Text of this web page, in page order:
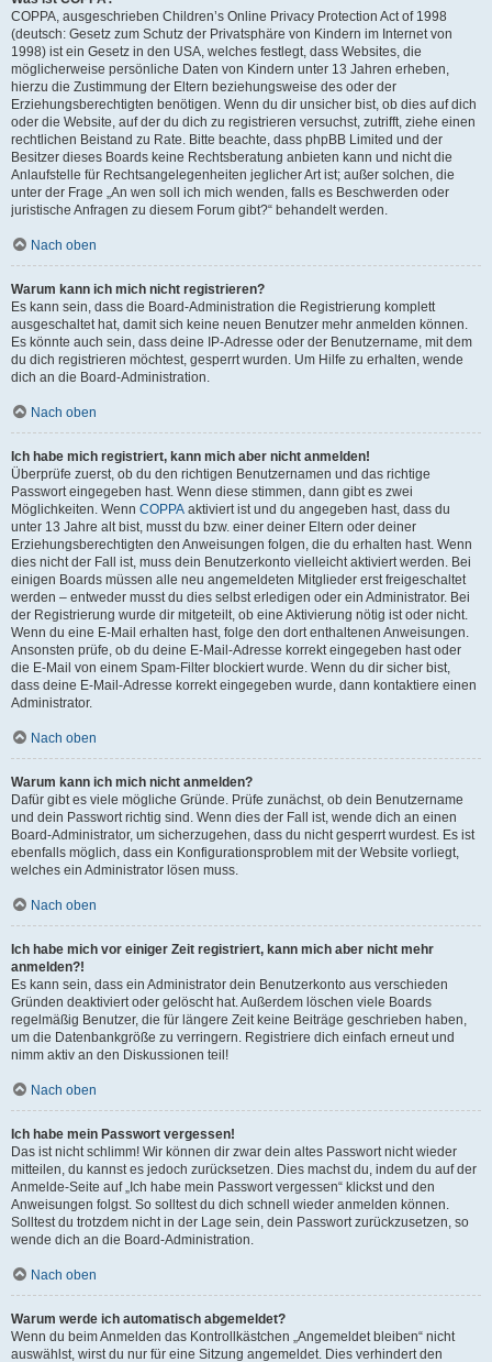
COPPA, ausgeschrieben Children’s Online Privacy Protection Act of 1998
(deutsch: Gesetz zum Schutz der Privatsphäre von Kindern im Internet von
1998) ist ein Gesetz in den USA, welches festlegt, dass Websites, die
möglicherweise persönliche Daten von Kindern unter 13 Jahren erheben,
hierzu die Zustimmung der Eltern beziehungsweise des oder der
Erziehungsberechtigten benötigen. Wenn du dir unsicher bist, ob dies auf dich
oder die Website, auf der du dich zu registrieren versuchst, zutrifft, ziehe einen
rechtlichen Beistand zu Rate. Bitte beachte, dass phpBB Limited und der
Besitzer dieses Boards keine Rechtsberatung anbieten kann und nicht die
Anlaufstelle für Rechtsangelegenheiten jeglicher Art ist; außer solchen, die
unter der Frage „An wen soll ich mich wenden, falls es Beschwerden oder
juristische Anfragen zu diesem Forum gibt?“ behandelt werden.
Nach oben
Warum kann ich mich nicht registrieren?
Es kann sein, dass die Board-Administration die Registrierung komplett
ausgeschaltet hat, damit sich keine neuen Benutzer mehr anmelden können.
Es könnte auch sein, dass deine IP-Adresse oder der Benutzername, mit dem
du dich registrieren möchtest, gesperrt wurden. Um Hilfe zu erhalten, wende
dich an die Board-Administration.
Nach oben
Ich habe mich registriert, kann mich aber nicht anmelden!
Überprüfe zuerst, ob du den richtigen Benutzernamen und das richtige
Passwort eingegeben hast. Wenn diese stimmen, dann gibt es zwei
Möglichkeiten. Wenn COPPA aktiviert ist und du angegeben hast, dass du
unter 13 Jahre alt bist, musst du bzw. einer deiner Eltern oder deiner
Erziehungsberechtigten den Anweisungen folgen, die du erhalten hast. Wenn
dies nicht der Fall ist, muss dein Benutzerkonto vielleicht aktiviert werden. Bei
einigen Boards müssen alle neu angemeldeten Mitglieder erst freigeschaltet
werden – entweder musst du dies selbst erledigen oder ein Administrator. Bei
der Registrierung wurde dir mitgeteilt, ob eine Aktivierung nötig ist oder nicht.
Wenn du eine E-Mail erhalten hast, folge den dort enthaltenen Anweisungen.
Ansonsten prüfe, ob du deine E-Mail-Adresse korrekt eingegeben hast oder
die E-Mail von einem Spam-Filter blockiert wurde. Wenn du dir sicher bist,
dass deine E-Mail-Adresse korrekt eingegeben wurde, dann kontaktiere einen
Administrator.
Nach oben
Warum kann ich mich nicht anmelden?
Dafür gibt es viele mögliche Gründe. Prüfe zunächst, ob dein Benutzername
und dein Passwort richtig sind. Wenn dies der Fall ist, wende dich an einen
Board-Administrator, um sicherzugehen, dass du nicht gesperrt wurdest. Es ist
ebenfalls möglich, dass ein Konfigurationsproblem mit der Website vorliegt,
welches ein Administrator lösen muss.
Nach oben
Ich habe mich vor einiger Zeit registriert, kann mich aber nicht mehr
anmelden?!
Es kann sein, dass ein Administrator dein Benutzerkonto aus verschieden
Gründen deaktiviert oder gelöscht hat. Außerdem löschen viele Boards
regelmäßig Benutzer, die für längere Zeit keine Beiträge geschrieben haben,
um die Datenbankgröße zu verringern. Registriere dich einfach erneut und
nimm aktiv an den Diskussionen teil!
Nach oben
Ich habe mein Passwort vergessen!
Das ist nicht schlimm! Wir können dir zwar dein altes Passwort nicht wieder
mitteilen, du kannst es jedoch zurücksetzen. Dies machst du, indem du auf der
Anmelde-Seite auf „Ich habe mein Passwort vergessen“ klickst und den
Anweisungen folgst. So solltest du dich schnell wieder anmelden können.
Solltest du trotzdem nicht in der Lage sein, dein Passwort zurückzusetzen, so
wende dich an die Board-Administration.
Nach oben
Warum werde ich automatisch abgemeldet?
Wenn du beim Anmelden das Kontrollkästchen „Angemeldet bleiben“ nicht
auswählst, wirst du nur für eine Sitzung angemeldet. Dies verhindert den